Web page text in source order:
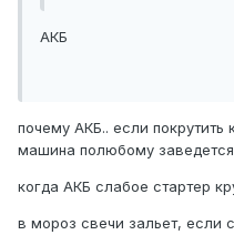
АКБ
почему АКБ.. если покрутить
машина полюбому
когда АКБ слабое стартер
в мороз свечи зальет, если